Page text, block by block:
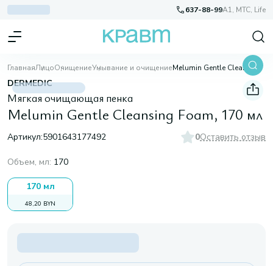
637-88-99A1, МТС, Life
ГлавнаяЛицоОчищениеУмывание и очищение Melumin Gentle Cleansing Foam, 170 мл
DERMEDIC
Мягкая очищающая пенка
Melumin Gentle Cleansing Foam, 170 мл
Артикул:5901643177492 0Оставить отзыв
Объем, мл: 170
170 мл
48,20 BYN